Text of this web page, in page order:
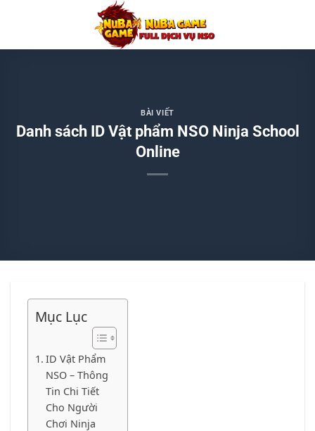
nội
BÀI VIẾT
Danh sách ID Vật phẩm NSO Ninja School
Online
Mục Lục
ID Vật Phẩm
NSO – Thông
Tin Chi Tiết
Cho Người
Chơi Ninja